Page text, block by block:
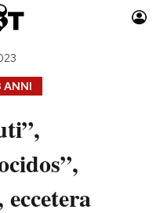
Moda
Consumismi
Storie/Idee
ANNI